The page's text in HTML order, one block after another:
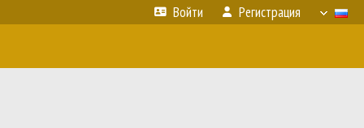
Войти Регистрация